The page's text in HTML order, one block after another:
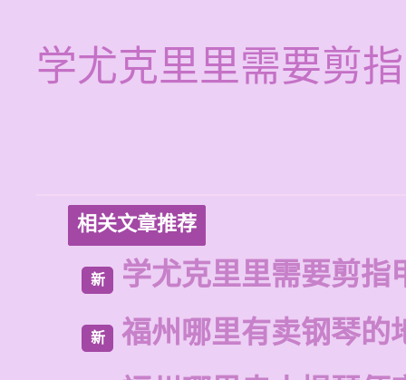
学尤克里里需要剪
相关文章推荐
新 学尤克里里需要剪指
新
福州哪里有卖钢琴的